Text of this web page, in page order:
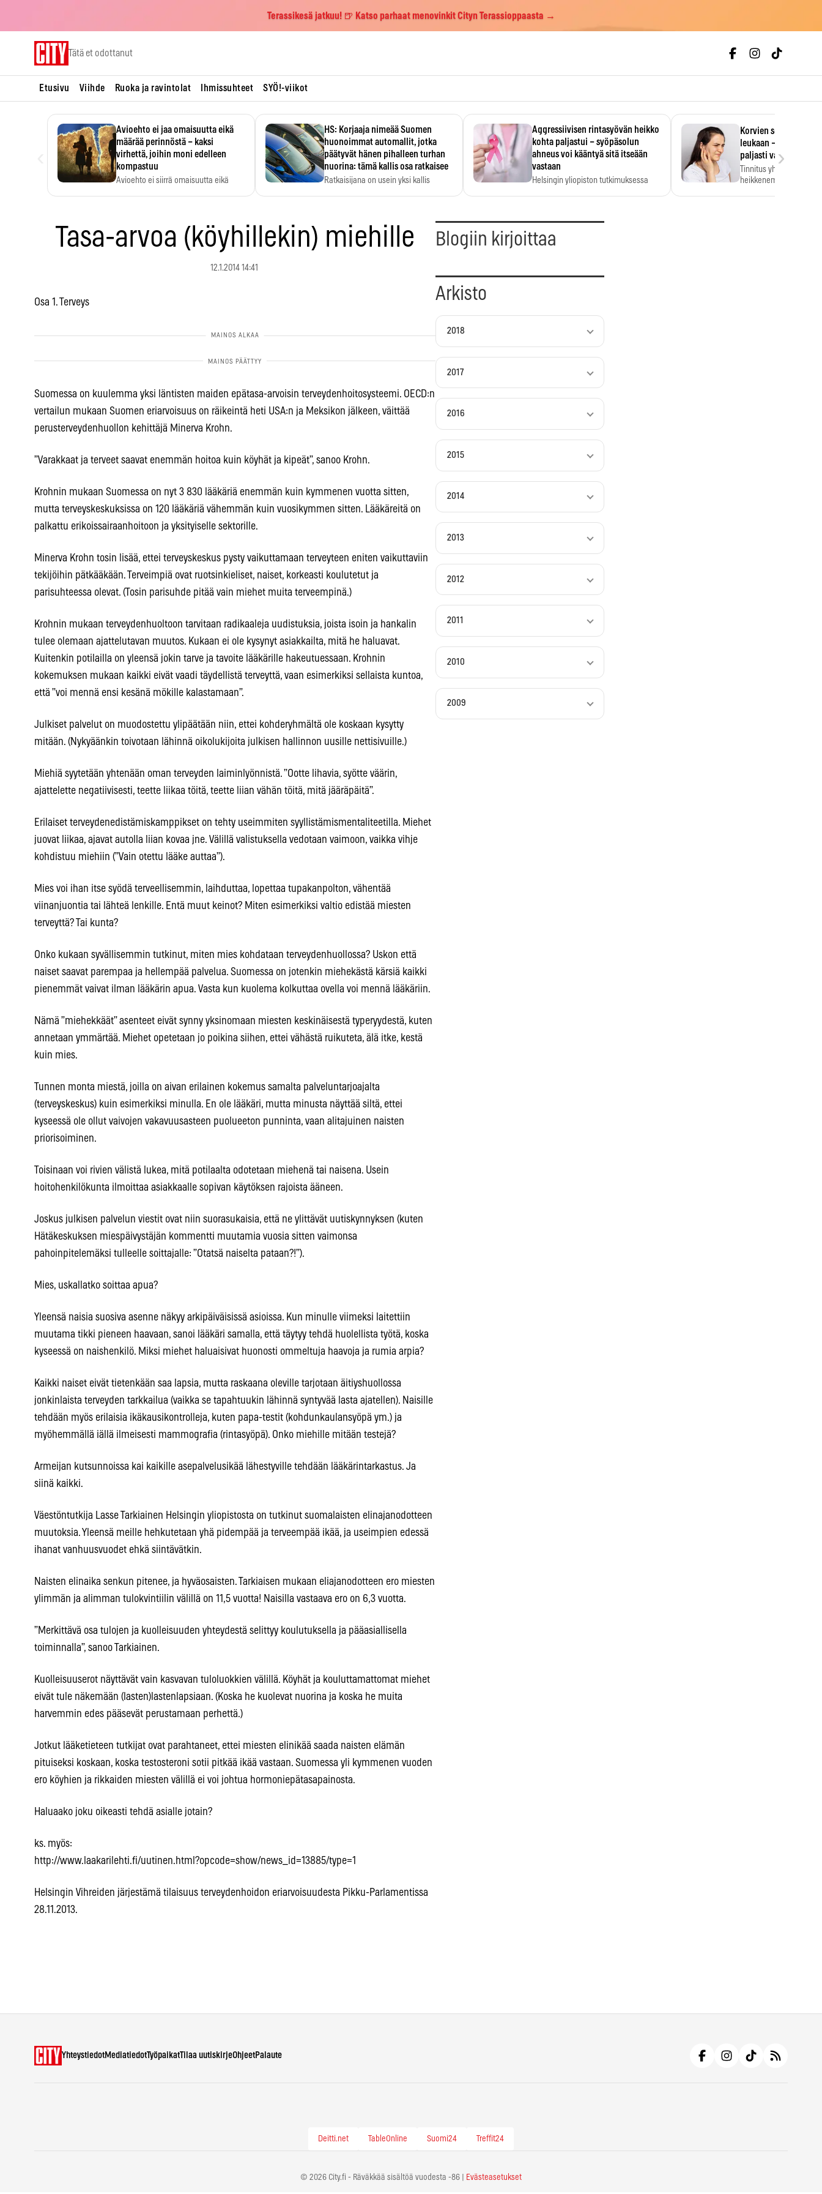
Terassikesä jatkuu! 🍺 Katso parhaat menovinkit Cityn Terassioppaasta →
Tätä et odottanut
Etusivu Viihde Ruoka ja ravintolat Ihmissuhteet SYÖ!-viikot
Avioehto ei jaa omaisuutta eikä
määrää perinnöstä – kaksi
virhettä, joihin moni edelleen
kompastuu
Avioehto ei siirrä omaisuutta eikä
HS: Korjaaja nimeää Suomen
huonoimmat automallit, jotka
päätyvät hänen pihalleen turhan
nuorina: tämä kallis osa ratkaisee
Ratkaisijana on usein yksi kallis
Aggressiivisen rintasyövän heikko
kohta paljastui – syöpäsolun
ahneus voi kääntyä sitä itseään
vastaan
Helsingin yliopiston tutkimuksessa
Korvien soiminen
leukaan – 47 349
paljasti vahvan
Tinnitus yhdistetään
heikkenemiseen.
›
Tasa-arvoa (köyhillekin) miehille
12.1.2014 14:41
Osa 1. Terveys
Suomessa on kuulemma yksi läntisten maiden epätasa-arvoisin terveydenhoitosysteemi. OECD:n
vertailun mukaan Suomen eriarvoisuus on räikeintä heti USA:n ja Meksikon jälkeen, väittää
perusterveydenhuollon kehittäjä Minerva Krohn.
”Varakkaat ja terveet saavat enemmän hoitoa kuin köyhät ja kipeät”, sanoo Krohn.
Krohnin mukaan Suomessa on nyt 3 830 lääkäriä enemmän kuin kymmenen vuotta sitten,
mutta terveyskeskuksissa on 120 lääkäriä vähemmän kuin vuosikymmen sitten. Lääkäreitä on
palkattu erikoissairaanhoitoon ja yksityiselle sektorille.
Minerva Krohn tosin lisää, ettei terveyskeskus pysty vaikuttamaan terveyteen eniten vaikuttaviin
tekijöihin pätkääkään. Terveimpiä ovat ruotsinkieliset, naiset, korkeasti koulutetut ja
parisuhteessa olevat. (Tosin parisuhde pitää vain miehet muita terveempinä.)
Krohnin mukaan terveydenhuoltoon tarvitaan radikaaleja uudistuksia, joista isoin ja hankalin
tulee olemaan ajattelutavan muutos. Kukaan ei ole kysynyt asiakkailta, mitä he haluavat.
Kuitenkin potilailla on yleensä jokin tarve ja tavoite lääkärille hakeutuessaan. Krohnin
kokemuksen mukaan kaikki eivät vaadi täydellistä terveyttä, vaan esimerkiksi sellaista kuntoa,
että ”voi mennä ensi kesänä mökille kalastamaan”.
Julkiset palvelut on muodostettu ylipäätään niin, ettei kohderyhmältä ole koskaan kysytty
mitään. (Nykyäänkin toivotaan lähinnä oikolukijoita julkisen hallinnon uusille nettisivuille.)
Miehiä syytetään yhtenään oman terveyden laiminlyönnistä. ”Ootte lihavia, syötte väärin,
ajattelette negatiivisesti, teette liikaa töitä, teette liian vähän töitä, mitä jääräpäitä”.
Erilaiset terveydenedistämiskamppikset on tehty useimmiten syyllistämismentaliteetilla. Miehet
juovat liikaa, ajavat autolla liian kovaa jne. Välillä valistuksella vedotaan vaimoon, vaikka vihje
kohdistuu miehiin (”Vain otettu lääke auttaa”).
Mies voi ihan itse syödä terveellisemmin, laihduttaa, lopettaa tupakanpolton, vähentää
viinanjuontia tai lähteä lenkille. Entä muut keinot? Miten esimerkiksi valtio edistää miesten
terveyttä? Tai kunta?
Onko kukaan syvällisemmin tutkinut, miten mies kohdataan terveydenhuollossa? Uskon että
naiset saavat parempaa ja hellempää palvelua. Suomessa on jotenkin miehekästä kärsiä kaikki
pienemmät vaivat ilman lääkärin apua. Vasta kun kuolema kolkuttaa ovella voi mennä lääkäriin.
Nämä ”miehekkäät” asenteet eivät synny yksinomaan miesten keskinäisestä typeryydestä, kuten
annetaan ymmärtää. Miehet opetetaan jo poikina siihen, ettei vähästä ruikuteta, älä itke, kestä
kuin mies.
Tunnen monta miestä, joilla on aivan erilainen kokemus samalta palveluntarjoajalta
(terveyskeskus) kuin esimerkiksi minulla. En ole lääkäri, mutta minusta näyttää siltä, ettei
kyseessä ole ollut vaivojen vakavuusasteen puolueeton punninta, vaan alitajuinen naisten
priorisoiminen.
Toisinaan voi rivien välistä lukea, mitä potilaalta odotetaan miehenä tai naisena. Usein
hoitohenkilökunta ilmoittaa asiakkaalle sopivan käytöksen rajoista ääneen.
Joskus julkisen palvelun viestit ovat niin suorasukaisia, että ne ylittävät uutiskynnyksen (kuten
Hätäkeskuksen miespäivystäjän kommentti muutamia vuosia sitten vaimonsa
pahoinpitelemäksi tulleelle soittajalle: ”Otatsä naiselta pataan?!”).
Mies, uskallatko soittaa apua?
Yleensä naisia suosiva asenne näkyy arkipäiväisissä asioissa. Kun minulle viimeksi laitettiin
muutama tikki pieneen haavaan, sanoi lääkäri samalla, että täytyy tehdä huolellista työtä, koska
kyseessä on naishenkilö. Miksi miehet haluaisivat huonosti ommeltuja haavoja ja rumia arpia?
Kaikki naiset eivät tietenkään saa lapsia, mutta raskaana oleville tarjotaan äitiyshuollossa
jonkinlaista terveyden tarkkailua (vaikka se tapahtuukin lähinnä syntyvää lasta ajatellen). Naisille
tehdään myös erilaisia ikäkausikontrolleja, kuten papa-testit (kohdunkaulansyöpä ym.) ja
myöhemmällä iällä ilmeisesti mammografia (rintasyöpä). Onko miehille mitään testejä?
Armeijan kutsunnoissa kai kaikille asepalvelusikää lähestyville tehdään lääkärintarkastus. Ja
siinä kaikki.
Väestöntutkija Lasse Tarkiainen Helsingin yliopistosta on tutkinut suomalaisten elinajanodotteen
muutoksia. Yleensä meille hehkutetaan yhä pidempää ja terveempää ikää, ja useimpien edessä
ihanat vanhuusvuodet ehkä siintävätkin.
Naisten elinaika senkun pitenee, ja hyväosaisten. Tarkiaisen mukaan eliajanodotteen ero miesten
ylimmän ja alimman tulokvintiilin välillä on 11,5 vuotta! Naisilla vastaava ero on 6,3 vuotta.
”Merkittävä osa tulojen ja kuolleisuuden yhteydestä selittyy koulutuksella ja pääasiallisella
toiminnalla”, sanoo Tarkiainen.
Kuolleisuuserot näyttävät vain kasvavan tuloluokkien välillä. Köyhät ja kouluttamattomat miehet
eivät tule näkemään (lasten)lastenlapsiaan. (Koska he kuolevat nuorina ja koska he muita
harvemmin edes pääsevät perustamaan perhettä.)
Jotkut lääketieteen tutkijat ovat parahtaneet, ettei miesten elinikää saada naisten elämän
pituiseksi koskaan, koska testosteroni sotii pitkää ikää vastaan. Suomessa yli kymmenen vuoden
ero köyhien ja rikkaiden miesten välillä ei voi johtua hormoniepätasapainosta.
Haluaako joku oikeasti tehdä asialle jotain?
ks. myös:
http://www.laakarilehti.fi/uutinen.html?opcode=show/news_id=13885/type=1
Helsingin Vihreiden järjestämä tilaisuus terveydenhoidon eriarvoisuudesta Pikku-Parlamentissa
28.11.2013.
Blogiin kirjoittaa
Arkisto
2018
2017
2016
2015
2014
2013
2012
2011
2010
2009
YhteystiedotMediatiedotTyöpaikatTilaa uutiskirjeOhjeetPalaute
Deitti.net TableOnline Suomi24 Treffit24
© 2026 City.fi - Räväkkää sisältöä vuodesta -86 | Evästeasetukset